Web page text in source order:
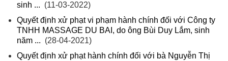
sinh ... (11-03-2022)
Quyết định xử phạt vi phạm hành chính đối với Công ty
TNHH MASSAGE DU BAI, do ông Bùi Duy Lắm, sinh
năm ... (28-04-2021)
Quyết định xử phạt hành chính đối với bà Nguyễn Thị